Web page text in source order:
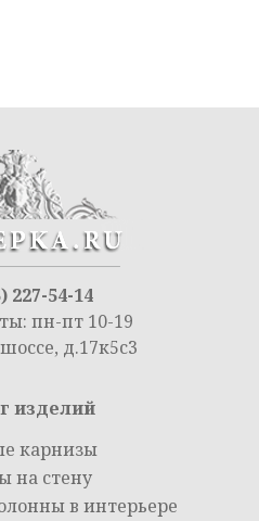
227-54-14
пн-пт 10-19
д.17к5с3
изделий
карнизы
на стену
в интерьере